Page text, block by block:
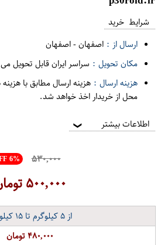
شرایط خرید
ارسال از : اصفهان-اصفهان
مکان تحویل : سراسر ایران قابل تحویل
هزینه ارسال : هزینه ارسال مطابق با
محل از خریدار اخذ خواهد شد.
اطلاعات بیشتر ❯
6% ۵۳۰,۰۰۰
۵۰۰,۰۰۰
از ۵کیلوگرم تا ۱۵
۴۸۰,۰۰۰ تومان